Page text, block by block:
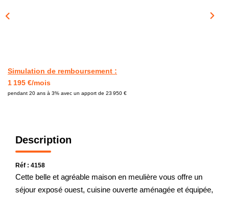
Simulation de remboursement :
1 195 €/mois
pendant 20 ans à 3% avec un apport de 23 950 €
Description
Réf : 4158
Cette belle et agréable maison en meulière vous offre un
séjour exposé ouest, cuisine ouverte aménagée et équipée,